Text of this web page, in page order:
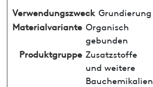
Verwendungszweck Grundierung
Materialvariante Organisch
gebunden
Produktgruppe Zusatzstoffe
und weitere
Bauchemikalien